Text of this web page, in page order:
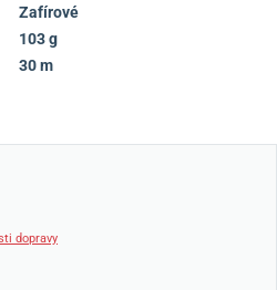
Zafírové
103 g
30 m
dopravy